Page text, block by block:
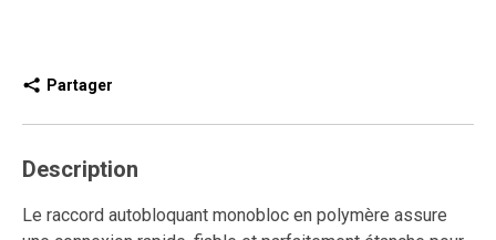
Partager
Description
Le raccord autobloquant monobloc en polymère assure